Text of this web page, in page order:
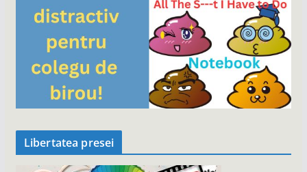
Libertatea presei